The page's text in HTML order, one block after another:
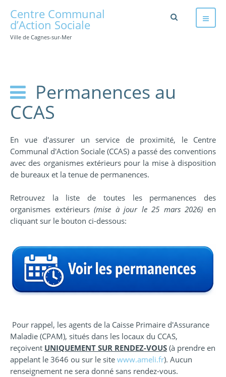
Centre Communal
d’Action Sociale
Ville de Cagnes-sur-Mer
Permanences au
CCAS
En vue d'assurer un service de proximité, le Centre
Communal d'Action Sociale (CCAS) a passé des conventions
avec des organismes extérieurs pour la mise à disposition
de bureaux et la tenue de permanences.
Retrouvez la liste de toutes les permanences des
organismes extérieurs(mise à jour le 25 mars 2026) en
cliquant sur le bouton ci-dessous:
Pour rappel, les agents de la Caisse Primaire d'Assurance
Maladie (CPAM), situés dans les locaux du CCAS,
reçoivent UNIQUEMENT SUR RENDEZ-VOUS (à prendre en
appelant le 3646 ou sur le site www.ameli.fr). Aucun
renseignement ne sera donné sans rendez-vous.